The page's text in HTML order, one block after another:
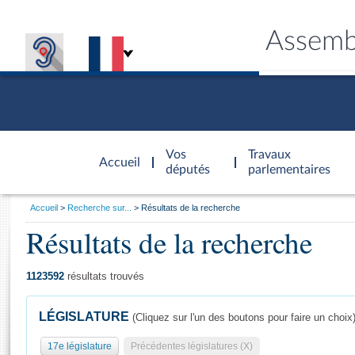
Accueil
d'accueil
Vos
députés
Travaux
parlementaires
Général
Vous
Accueil Recherche sur... Résultats de la recherche
Résultats de la recherche
1123592 résultats trouvés
LÉGISLATURE (Cliquez sur l'un des boutons pour faire un choix)
17e législature Précédentes législatures (X)